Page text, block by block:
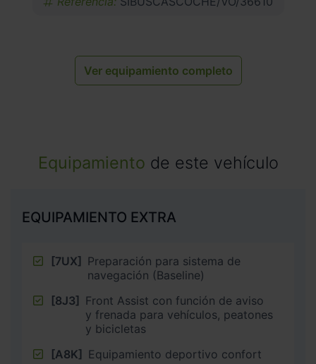
Ver equipamiento completo
Equipamiento de este vehículo
EQUIPAMIENTO EXTRA
[7UX] Preparación para sistema de
navegación (Baseline)
[8J3] Front Assist con función de aviso
y frenada para vehículos, peatones
y bicicletas
[A8K] Equipamiento deportivo confort